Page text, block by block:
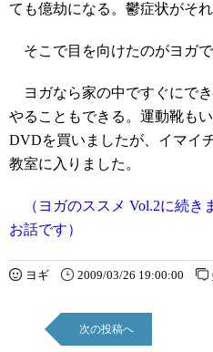
ても億劫になる。鬱症状がそ
そこで目を向けたのがヨガで
ヨガなら家の中ですぐにで
やることもできる。運動靴も
DVDを買いましたが、イマイ
教室に入りました。
（ヨガのススメ Vol.2に続
お話です）
ヨギ 2009/03/26 19:00:00
次の投稿へ